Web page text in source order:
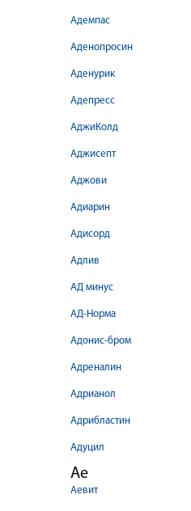
Адемпас
Аденопросин
Аденурик
Адепресс
АджиКолд
Аджисепт
Аджови
Адиарин
Адисорд
Адлив
АД минус
АД-Норма
Адонис-бром
Адреналин
Адрианол
Адрибластин
Адуцил
Ае
Аевит